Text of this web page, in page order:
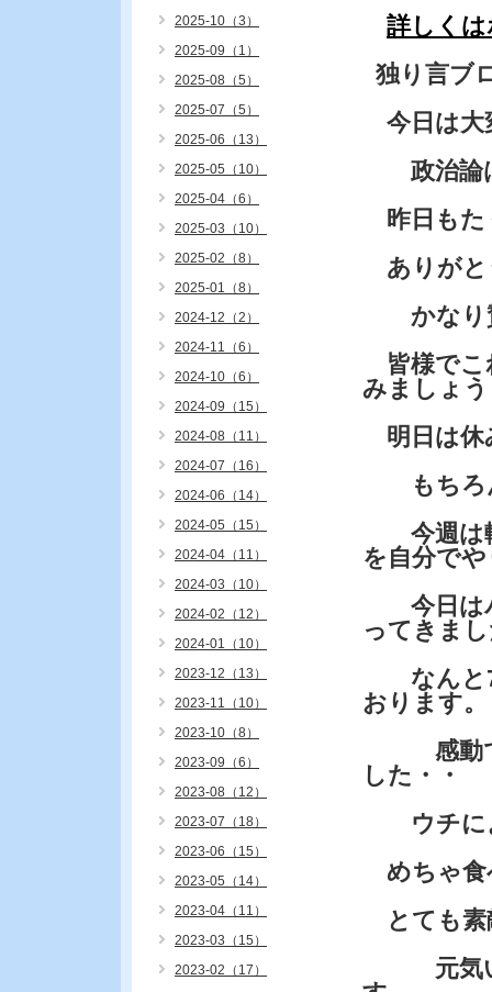
詳しく
独り言ブ
今日は大
政治論は
昨日もた
ありがと
かなり賛
皆様でこ
みましょ
明日は休
もちろ
今週は
を自分で
今日は
ってきま
なんと
おります。
感動で
した・・
ウチによ
めちゃ食
とても素
元気い
2025-10（3）
2025-09（1）
2025-08（5）
2025-07（5）
2025-06（13）
2025-05（10）
2025-04（6）
2025-03（10）
2025-02（8）
2025-01（8）
2024-12（2）
2024-11（6）
2024-10（6）
2024-09（15）
2024-08（11）
2024-07（16）
2024-06（14）
2024-05（15）
2024-04（11）
2024-03（10）
2024-02（12）
2024-01（10）
2023-12（13）
2023-11（10）
2023-10（8）
2023-09（6）
2023-08（12）
2023-07（18）
2023-06（15）
2023-05（14）
2023-04（11）
2023-03（15）
2023-02（17）